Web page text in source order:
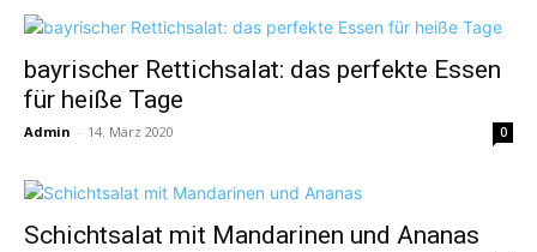
bayrischer Rettichsalat: das perfekte Essen
für heiße Tage
Admin - 14. März 2020 0
Schichtsalat mit Mandarinen und Ananas